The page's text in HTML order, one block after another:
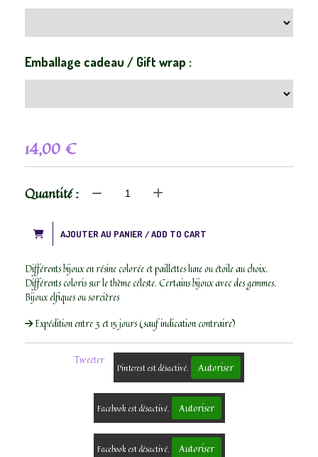
Emballage cadeau / Gift wrap :
14,00 €
Quantité :
AJOUTER AU PANIER / ADD TO CART
Différents bijoux en résine colorée et paillettes lune ou étoile au choix.
Différents coloris sur le thème céleste. Certains bijoux avec des gemmes.
Bijoux elfiques ou sorcières
Expédition entre 3 et 15 jours (sauf indication contraire)
Tweeter
Pinterest est désactivé. Autoriser
Facebook est désactivé. Autoriser
Facebook est désactivé. Autoriser